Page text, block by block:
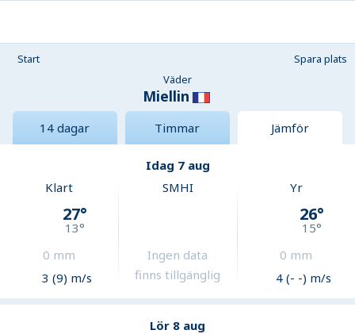
Start
Spara plats
Väder
Miellin
14 dagar Timmar Jämför
Idag 7 aug
Klart
27°
13°
0 mm
3 (9) m/s
SMHI
Ingen data
finns tillgänglig
Yr
26°
15°
0 mm
4 (- -) m/s
Lör 8 aug